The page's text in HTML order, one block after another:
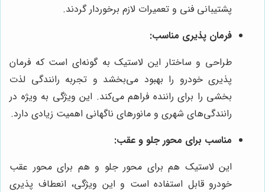
پشتیبانی فنی و تعمیرات لازم برخوردار گردند.
فرمان پذیری مناسب:
طراحی و ساختار این لاستیک به گونه‌ای است که فرمان
پذیری خودرو را بهبود می‌بخشد و تجربه رانندگی لذت
بخشی را برای راننده فراهم می‌کند. این ویژگی به ویژه در
رانندگی‌های شهری و مانورهای ناگهانی اهمیت زیادی دارد.
مناسب برای محور جلو و عقب:
این لاستیک هم برای محور جلو و هم برای محور عقب
خودرو قابل استفاده است و این ویژگی، انعطاف پذیری